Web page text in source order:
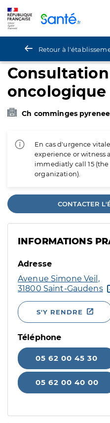
Retour à
oncologique
Ch comminges
En cas d'urgence
experience or witness
immediatly call 15
organization).
CONTACTER
INFORMATIONS
Adresse
Avenue Simone Veil,
31800 Saint-Gaudens
S'Y RENDRE
Téléphone
05 62 00 45 30
05 62 00 40 00